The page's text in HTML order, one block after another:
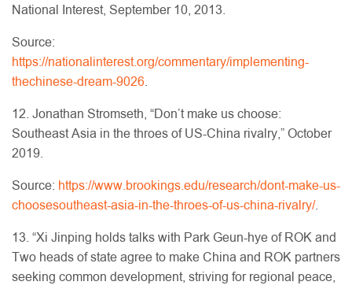
National Interest, September 10, 2013.
Source:
https://nationalinterest.org/commentary/implementing-
thechinese-dream-9026.
12. Jonathan Stromseth, “Don’t make us choose:
Southeast Asia in the throes of US-China rivalry,” October
2019.
Source: https://www.brookings.edu/research/dont-make-us-
choosesoutheast-asia-in-the-throes-of-us-china-rivalry/.
13. “Xi Jinping holds talks with Park Geun-hye of ROK and
Two heads of state agree to make China and ROK partners
seeking common development, striving for regional peace,